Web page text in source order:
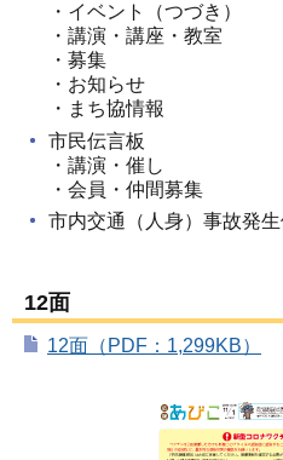
・イベント（つづき）
・講演・講座・教室
・募集
・お知らせ
・まち協情報
市民伝言板
・講演・催し
・会員・仲間募集
市内交通（人身）事故発
12面
12面（PDF：1,299KB）